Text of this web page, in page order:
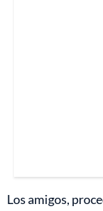
Los amigos,